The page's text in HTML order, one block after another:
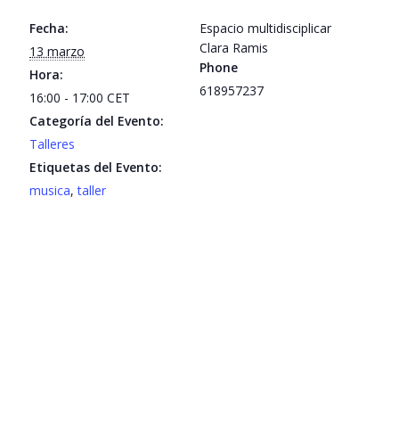
Fecha:
13 marzo
Hora:
16:00 - 17:00CET
Categoría del Evento:
Talleres
Etiquetas del Evento:
musica,taller
Espacio multidisciplicar
Clara Ramis
Phone
618957237